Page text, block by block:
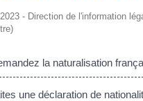
- Direction de l'information
la naturalisation
une déclaration de